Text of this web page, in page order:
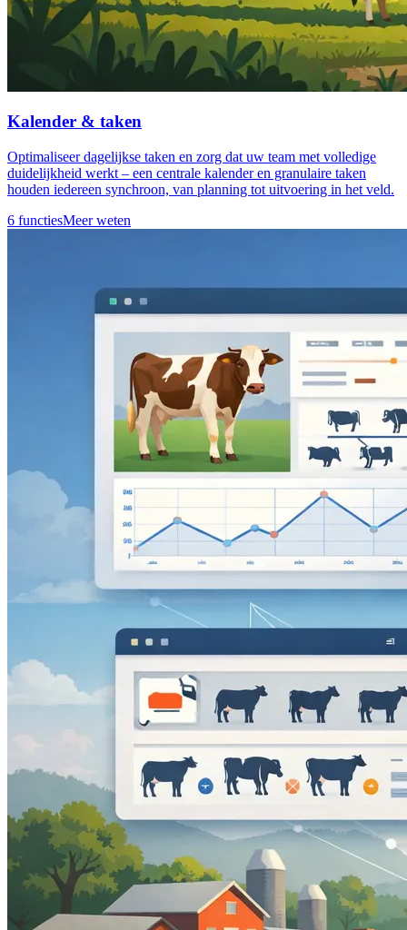
Kalender & taken
Optimaliseer dagelijkse taken en zorg dat uw team met volledige
duidelijkheid werkt – een centrale kalender en granulaire taken
houden iedereen synchroon, van planning tot uitvoering in het veld.
6 functiesMeer weten